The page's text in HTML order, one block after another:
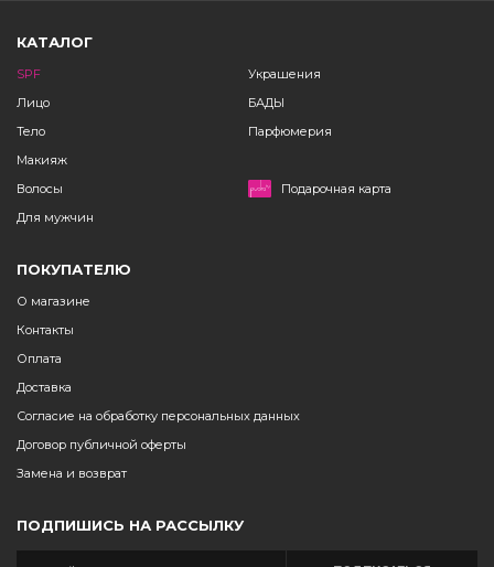
КАТАЛОГ
SPF
Лицо
Тело
Макияж
Волосы
Для мужчин
Украшения
БАДЫ
Парфюмерия
Подарочная карта
ПОКУПАТЕЛЮ
О магазине
Контакты
Оплата
Доставка
Согласие на обработку персональных данных
Договор публичной оферты
Замена и возврат
ПОДПИШИСЬ НА РАССЫЛКУ